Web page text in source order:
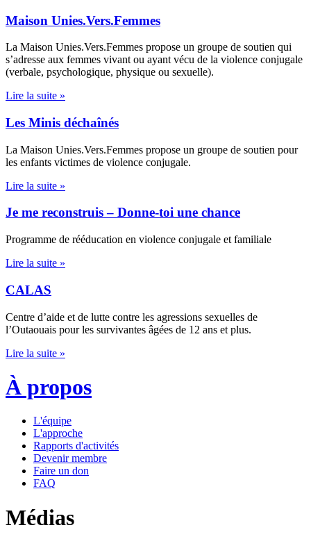
Maison Unies.Vers.Femmes
La Maison Unies.Vers.Femmes propose un groupe de soutien qui
s’adresse aux femmes vivant ou ayant vécu de la violence conjugale
(verbale, psychologique, physique ou sexuelle).
Lire la suite »
Les Minis déchaînés
La Maison Unies.Vers.Femmes propose un groupe de soutien pour
les enfants victimes de violence conjugale.
Lire la suite »
Je me reconstruis – Donne-toi une chance
Programme de rééducation en violence conjugale et familiale
Lire la suite »
CALAS
Centre d’aide et de lutte contre les agressions sexuelles de
l’Outaouais pour les survivantes âgées de 12 ans et plus.
Lire la suite »
À propos
L'équipe
L'approche
Rapports d'activités
Devenir membre
Faire un don
FAQ
Médias